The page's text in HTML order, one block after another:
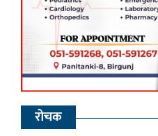
रोचक